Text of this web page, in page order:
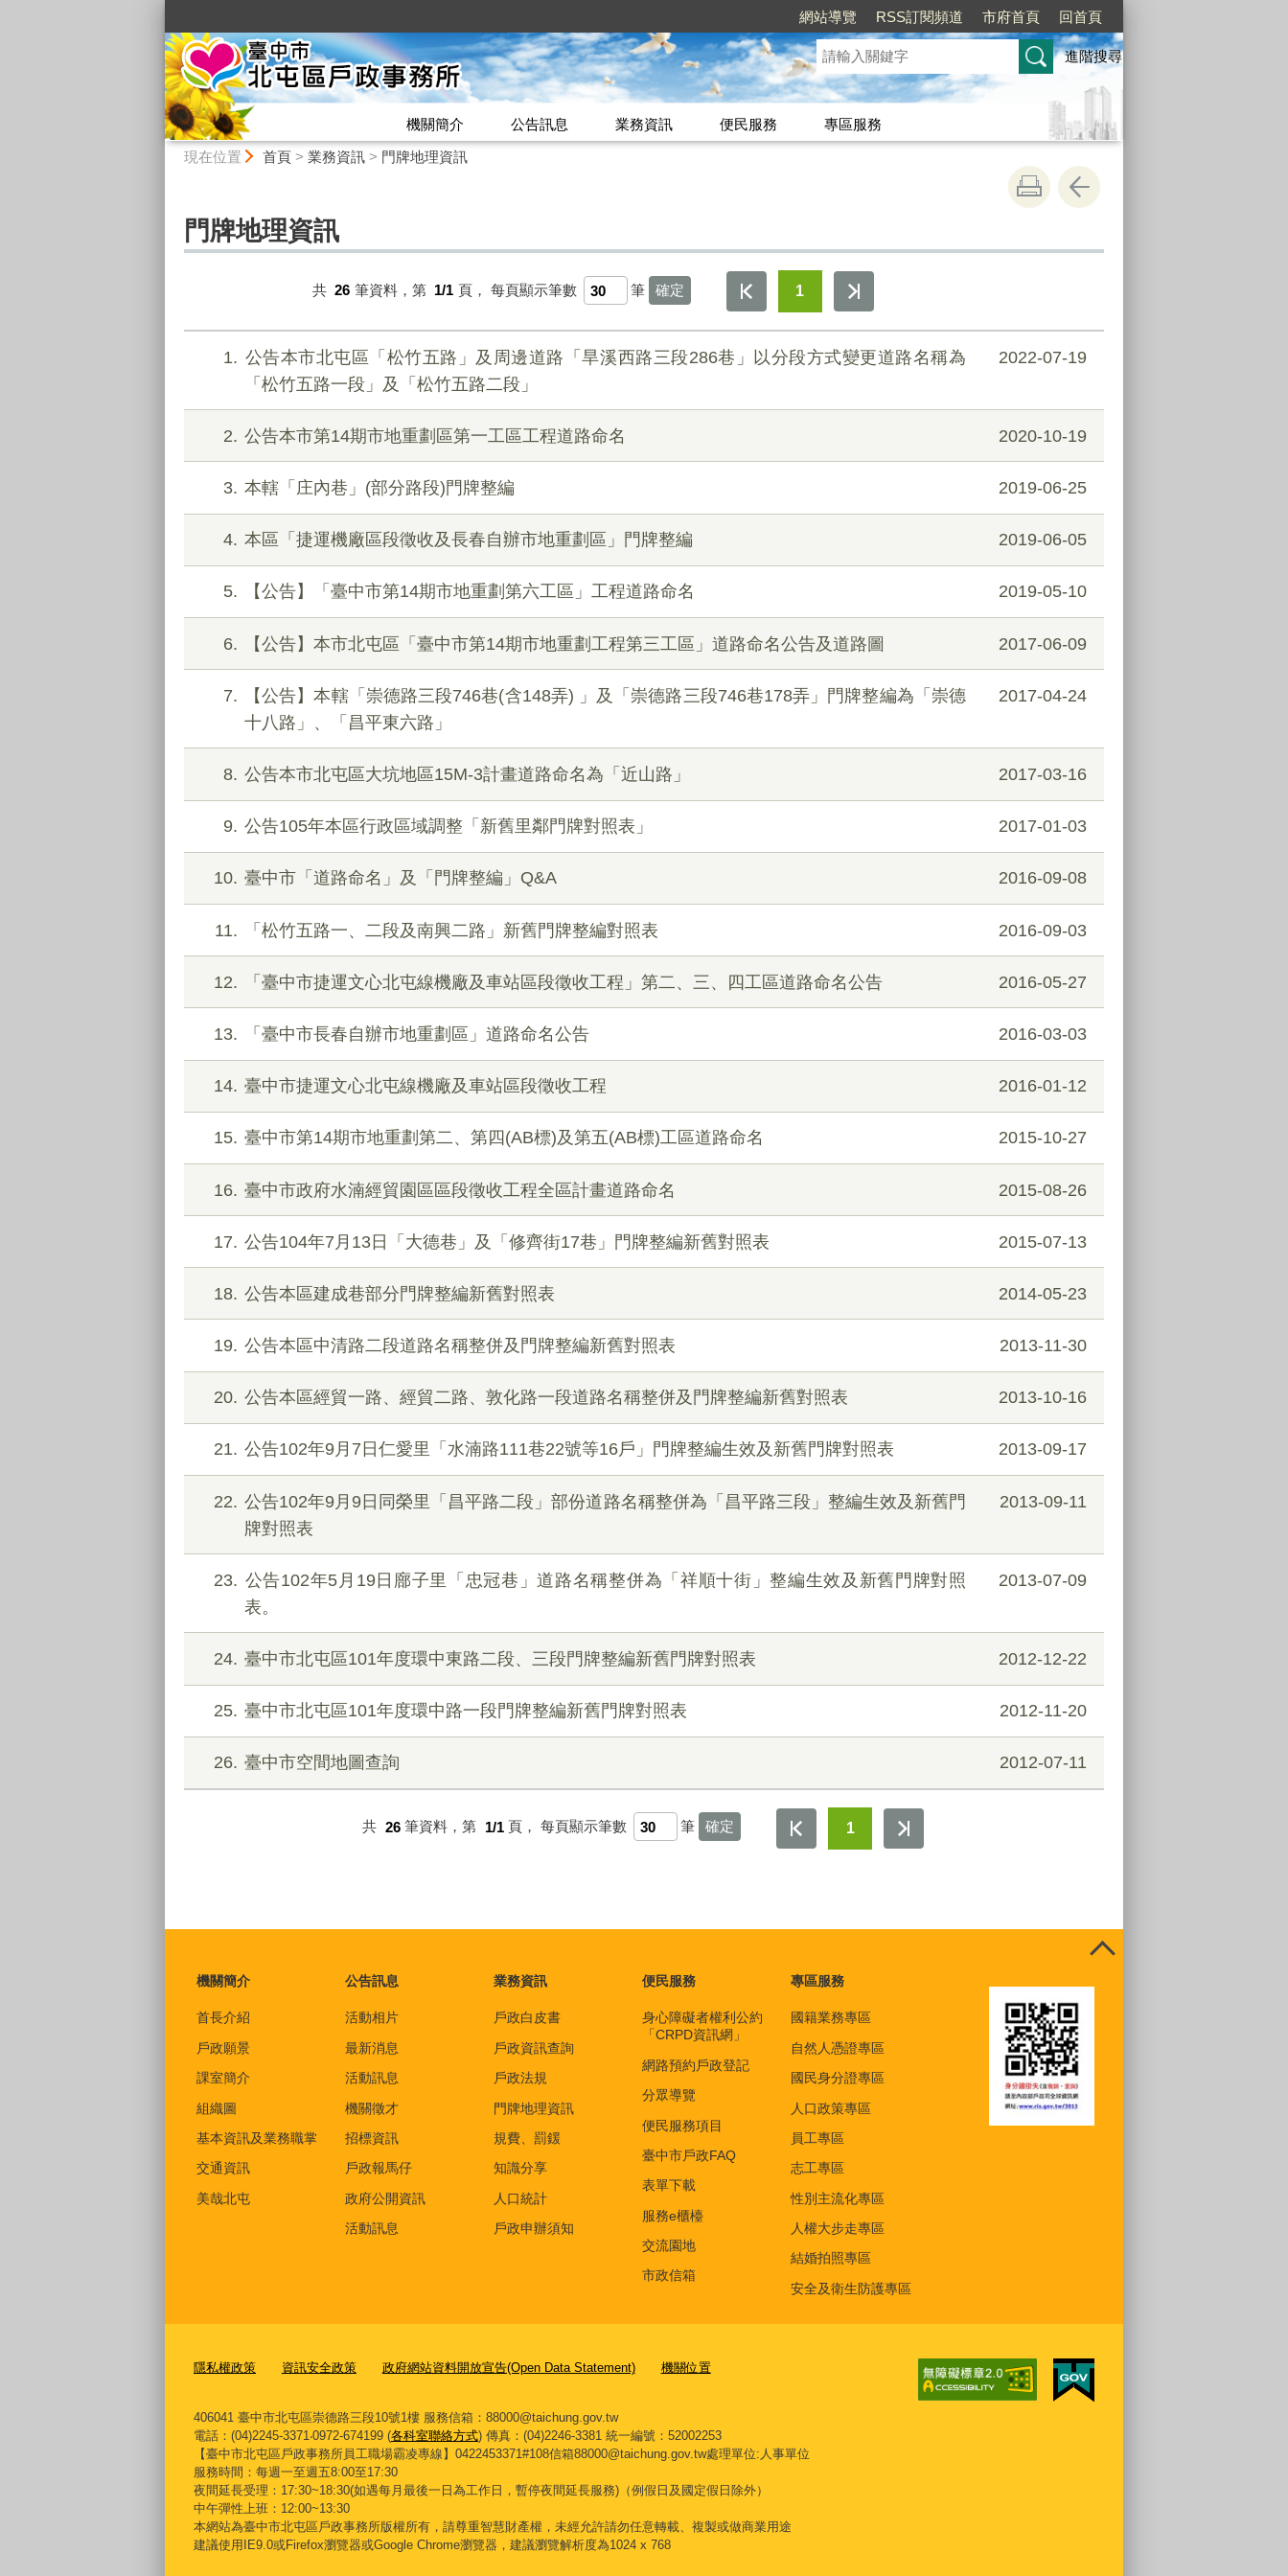
網站導覽 RSS訂閱頻道 市府首頁 回首頁
進階搜尋
機關簡介 公告訊息 業務資訊 便民服務
專區服務
現在位置 首頁> 業務資訊> 門牌地理資訊
門牌地理資訊
共 26 筆資料，第 1/1 頁， 每頁顯示筆數 筆 1
1
公告本市北屯區「松竹五路」及周邊道路「旱溪西路三段286巷」以分段方式變更道路名稱為
「松竹五路一段」及「松竹五路二段」
2022-07-19
2 公告本市第14期市地重劃區第一工區工程道路命名 2020-10-19
3 本轄「庄內巷」(部分路段)門牌整編 2019-06-25
4 本區「捷運機廠區段徵收及長春自辦市地重劃區」門牌整編 2019-06-05
5 【公告】「臺中市第14期市地重劃第六工區」工程道路命名 2019-05-10
6 【公告】本市北屯區「臺中市第14期市地重劃工程第三工區」道路命名公告及道路圖 2017-06-09
7
【公告】本轄「崇德路三段746巷(含148弄) 」及「崇德路三段746巷178弄」門牌整編為「崇德
十八路」、「昌平東六路」
2017-04-24
8 公告本市北屯區大坑地區15M-3計畫道路命名為「近山路」 2017-03-16
9 公告105年本區行政區域調整「新舊里鄰門牌對照表」 2017-01-03
10 臺中市「道路命名」及「門牌整編」Q&A 2016-09-08
11 「松竹五路一、二段及南興二路」新舊門牌整編對照表 2016-09-03
12 「臺中市捷運文心北屯線機廠及車站區段徵收工程」第二、三、四工區道路命名公告 2016-05-27
13 「臺中市長春自辦市地重劃區」道路命名公告 2016-03-03
14 臺中市捷運文心北屯線機廠及車站區段徵收工程 2016-01-12
15 臺中市第14期市地重劃第二、第四(AB標)及第五(AB標)工區道路命名 2015-10-27
16 臺中市政府水湳經貿園區區段徵收工程全區計畫道路命名 2015-08-26
17 公告104年7月13日「大德巷」及「修齊街17巷」門牌整編新舊對照表 2015-07-13
18 公告本區建成巷部分門牌整編新舊對照表 2014-05-23
19 公告本區中清路二段道路名稱整併及門牌整編新舊對照表 2013-11-30
20 公告本區經貿一路、經貿二路、敦化路一段道路名稱整併及門牌整編新舊對照表 2013-10-16
21 公告102年9月7日仁愛里「水湳路111巷22號等16戶」門牌整編生效及新舊門牌對照表 2013-09-17
22
公告102年9月9日同榮里「昌平路二段」部份道路名稱整併為「昌平路三段」整編生效及新舊門
牌對照表
2013-09-11
23
公告102年5月19日廍子里「忠冠巷」道路名稱整併為「祥順十街」整編生效及新舊門牌對照
表。
2013-07-09
24 臺中市北屯區101年度環中東路二段、三段門牌整編新舊門牌對照表 2012-12-22
25 臺中市北屯區101年度環中路一段門牌整編新舊門牌對照表 2012-11-20
26 臺中市空間地圖查詢 2012-07-11
共 26 筆資料，第 1/1 頁， 每頁顯示筆數 筆 1
機關簡介
首長介紹
戶政願景
課室簡介
組織圖
基本資訊及業務職掌
交通資訊
美哉北屯
公告訊息
活動相片
最新消息
活動訊息
機關徵才
招標資訊
戶政報馬仔
政府公開資訊
活動訊息
業務資訊
戶政白皮書
戶政資訊查詢
戶政法規
門牌地理資訊
規費、罰鍰
知識分享
人口統計
戶政申辦須知
便民服務
身心障礙者權利公約
「CRPD資訊網」
網路預約戶政登記
分眾導覽
便民服務項目
臺中市戶政FAQ
表單下載
服務e櫃檯
交流園地
市政信箱
專區服務
國籍業務專區
自然人憑證專區
國民身分證專區
人口政策專區
員工專區
志工專區
性別主流化專區
人權大步走專區
結婚拍照專區
安全及衛生防護專區
隱私權政策 資訊安全政策 政府網站資料開放宣告(Open Data Statement) 機關位置
406041 臺中市北屯區崇德路三段10號1樓 服務信箱：88000@taichung.gov.tw
電話：(04)2245-3371‧0972-674199 (各科室聯絡方式) 傳真：(04)2246-3381 統一編號：52002253
【臺中市北屯區戶政事務所員工職場霸凌專線】0422453371#108信箱88000@taichung.gov.tw處理單位:人事單位
服務時間：每週一至週五8:00至17:30
夜間延長受理： 17:30~18:30(如遇每月最後一日為工作日，暫停夜間延長服務) （例假日及國定假日除外）
中午彈性上班：12:00~13:30
本網站為臺中市北屯區戶政事務所版權所有，請尊重智慧財產權，未經允許請勿任意轉載、複製或做商業用途
建議使用IE9.0或Firefox瀏覽器或Google Chrome瀏覽器，建議瀏覽解析度為1024 x 768